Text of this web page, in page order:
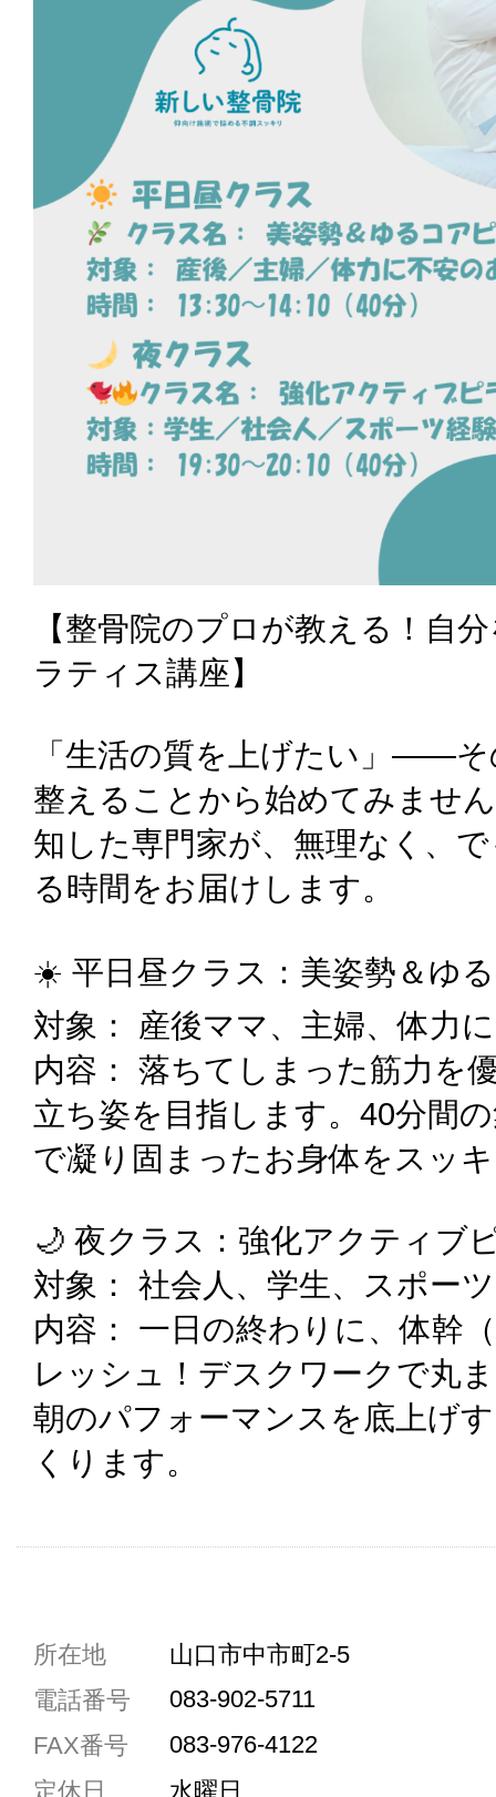
【整骨院のプロが教える！自
ラティス講座】
「生活の質を上げたい」——
整えることから始めてみませ
知した専門家が、無理なく、
る時間をお届けします。
☀️ 平日昼クラス：美姿勢＆ゆ
対象： 産後ママ、主婦、体力
内容： 落ちてしまった筋力を
立ち姿を目指します。40分間
で凝り固まったお身体をスッ
🌙 夜クラス：強化アクティブ
対象： 社会人、学生、スポー
内容： 一日の終わりに、体幹
レッシュ！デスクワークで丸
朝のパフォーマンスを底上げ
くります。
共通駐車券加盟店
所在地
山口市中市町2-5
電話番号
083-902-5711
FAX番号
083-976-4122
定休日
水曜日